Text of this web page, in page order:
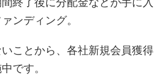
ンディング。
ことから、各社新規会員獲得
です。